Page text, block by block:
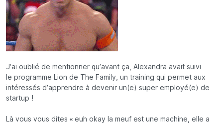
J’ai oublié de mentionner qu’avant ça, Alexandra avait suivi
le programme Lion de The Family, un training qui permet aux
intéressés d’apprendre à devenir un(e) super employé(e) de
startup !
Là vous vous dites « euh okay la meuf est une machine, elle a